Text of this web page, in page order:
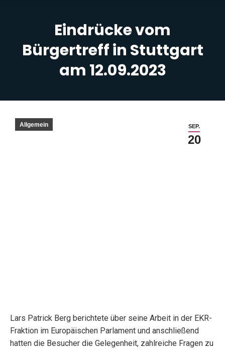
Eindrücke vom
Bürgertreff in Stuttgart
am 12.09.2023
SEP.
20
Allgemein
Lars Patrick Berg berichtete über seine Arbeit in der EKR-
Fraktion im Europäischen Parlament und anschließend
hatten die Besucher die Gelegenheit, zahlreiche Fragen zu